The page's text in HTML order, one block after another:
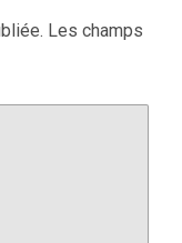
Les champs